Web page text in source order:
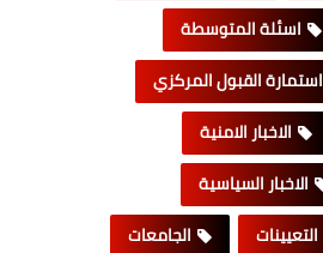
اسئلة المتوسطة
استمارة القبول المركزي
الاخبار الامنية
الاخبار السياسية
التعيينات
الجامعات